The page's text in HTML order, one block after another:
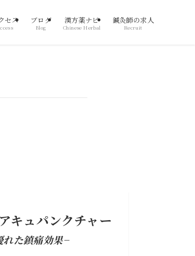
セス ブログ
Blog
漢方薬ナビ
Chinese Herbal
鍼灸師の求人
Recruit
アキュパンクチャー
れた鎮痛効果−